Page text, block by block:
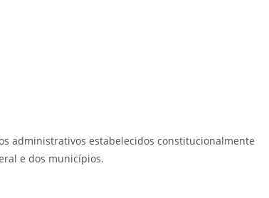
administrativos estabelecidos constitucionalmente
e dos municípios.